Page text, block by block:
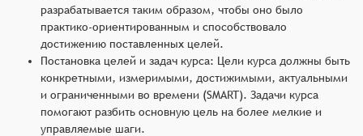
разрабатывается таким образом, чтобы оно было
практико-ориентированным и способствовало
достижению поставленных целей.
Постановка целей и задач курса: Цели курса должны быть
конкретными, измеримыми, достижимыми, актуальными
и ограниченными во времени (SMART). Задачи курса
помогают разбить основную цель на более мелкие и
управляемые шаги.